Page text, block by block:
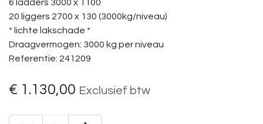
6 ladders 3000 x 1100
20 liggers 2700 x 130 (3000kg/niveau)
* lichte lakschade *
Draagvermogen: 3000 kg per niveau
Referentie: 241209
€ 1.130,00 Exclusief btw